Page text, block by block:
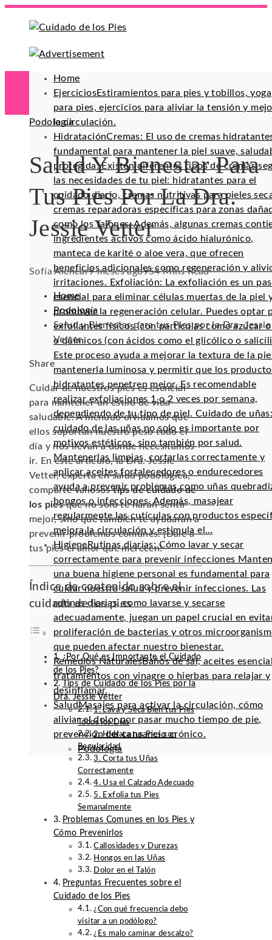
Home
EjerciciosEstiramientos para pies y tobillos, yoga
para pies, ejercicios para aliviar la tensión y
la circulación.
HidrataciónCremas: El uso de cremas
fundamental para mantener la piel suave,
protegida. Existen diferentes tipos de cremas
las necesidades de tu piel: hidratantes para el
cuidado diario, cremas nutritivas para pieles
cremas reparadoras específicas para zonas
como los talones. Además, algunas cremas
ingredientes activos como ácido hialurónico,
manteca de karité o aloe vera, que ofrecen
beneficios adicionales como regeneración y
irritaciones. Exfoliación: La exfoliación es un
esencial para eliminar células muertas de la piel
promover la regeneración celular. Puedes optar
exfoliantes físicos (con partículas como azúcar o
o químicos (con ácidos como el glicólico o
Este proceso ayuda a mejorar la textura de la
mantenerla luminosa y permitir que los
hidratantes penetren mejor. Es recomendable
realizar exfoliaciones 1 o 2 veces por semana,
dependiendo de tu tipo de piel. Cuidado de
cuidado de las uñas no solo es importante por
motivos estéticos, sino también por salud.
Mantenerlas limpias, cortarlas correctamente y
aplicar aceites fortalecedores o endurecedores
ayuda a prevenir problemas como uñas
hongos o infecciones. Además, masajear
regularmente las cutículas con productos
mejora la circulación y estimula el…
HigieneRutinas diarias: Cómo lavar y secar
correctamente para prevenir infecciones
una buena higiene personal es fundamental para
cuidar nuestra salud y prevenir infecciones. Las
rutinas diarias, como lavarse y secarse
adecuadamente, juegan un papel crucial en
proliferación de bacterias y otros
que pueden afectar nuestro bienestar.
Remedios NaturalesBaños de sal, aceites
tratamientos con vinagre o hierbas para relajar y
desinflamar.
SaludMasajes para activar la circulación, cómo
aliviar el dolor por pasar mucho tiempo de pie,
prevención del cansancio crónico.
Podología
Podología
Salud Y Bienestar Para
Tus Pies Por La Dra.
Jessie Vetter
Sofía Alencar9 meses ago954 Mins Read
Home
Podología
Salud y Bienestar para tus Pies por la Dra. Jessie
Vetter
Facebook
Twitter
LinkedIn
Pinterest
Stumbleupon
Email
Share
Cuidar de nuestros pies es esencial
para mantener un estilo de vida
saludable. A menudo olvidamos que
ellos soportan nuestro peso todo el
día y nos llevan a donde necesitamos
ir. En este artículo, la Dra. Jessie
Vetter, experta en salud podológica,
comparte valiosostips de cuidado de
los piesque no solo te harán sentir
mejor, sino que también te ayudarán a
prevenir problemas comunes. ¡Dale a
tus pies el amor que merecen!
Índice de contenido sobre el
cuidado de los pies
¿Por Qué es Importante el Cuidado
de los Pies?
Tips de Cuidado de los Pies por la
Dra. Jessie Vetter
1. Lava y Seca Bien tus Pies
Todos los Días
2. Hidrata tus Pies con
Regularidad
3. Corta tus Uñas
Correctamente
4. Usa el Calzado Adecuado
5. Exfolia tus Pies
Semanalmente
Problemas Comunes en los Pies y
Cómo Prevenirlos
Callosidades y Durezas
Hongos en las Uñas
Dolor en el Talón
Preguntas Frecuentes sobre el
Cuidado de los Pies
¿Con qué frecuencia debo
visitar a un podólogo?
¿Es malo caminar descalzo?